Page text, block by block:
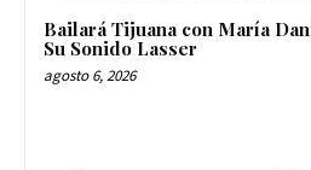
Bailará Tijuana con María
Su Sonido Lasser
agosto 6, 2026